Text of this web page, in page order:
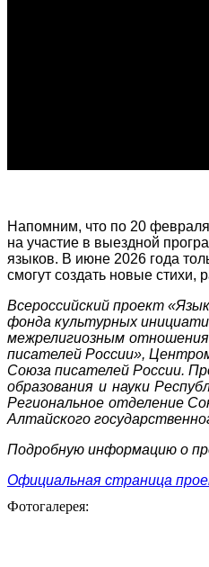
Напомним, что по 20
на участие в выездной
языков. В июне 2026 года
смогут создать новые стихи,
Всероссийский проект
фонда культурных
межрелигиозным
писателей России»,
Союза писателей России.
образования и науки
Региональное отделение
Алтайского
Подробную информацию о
Официальная страница
Фотогалерея: